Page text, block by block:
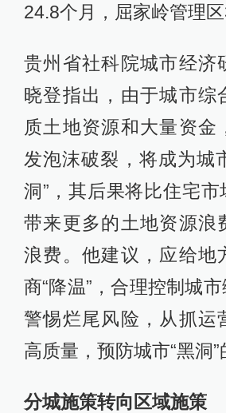
24.8个月，屈家岭管理区
贵州省社科院城市经济
晓登指出，由于城市综
质土地资源和大量资金
发泡沫破裂，将成为城
洞”，其后果将比住宅
带来更多的土地资源浪
浪费。他建议，应给地
商“降温”，合理控制城市
警惕烂尾风险，从抓运
高质量，预防城市“黑洞”
分城施策转向区域施策